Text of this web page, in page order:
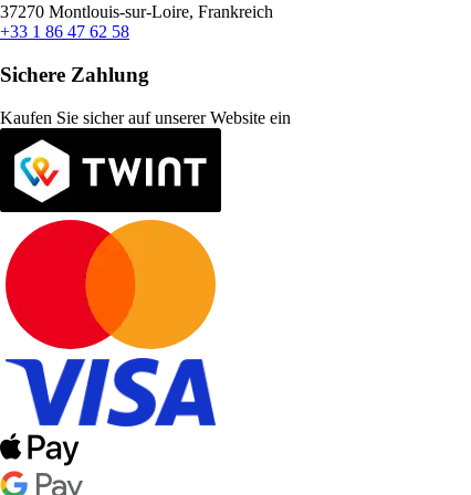
37270 Montlouis-sur-Loire, Frankreich
+33 1 86 47 62 58
Sichere Zahlung
Kaufen Sie sicher auf unserer Website ein